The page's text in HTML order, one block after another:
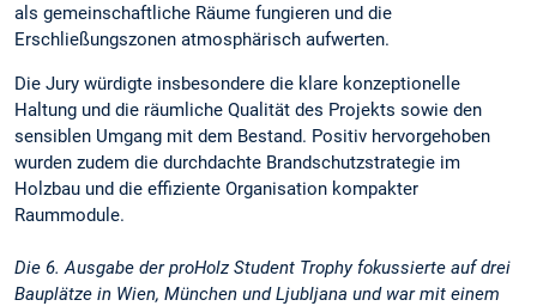
als gemeinschaftliche Räume fungieren und die
Erschließungszonen atmosphärisch aufwerten.
Die Jury würdigte insbesondere die klare konzeptionelle
Haltung und die räumliche Qualität des Projekts sowie den
sensiblen Umgang mit dem Bestand. Positiv hervorgehoben
wurden zudem die durchdachte Brandschutzstrategie im
Holzbau und die effiziente Organisation kompakter
Raummodule.
Die 6. Ausgabe der proHolz Student Trophy fokussierte auf drei
Bauplätze in Wien, München und Ljubljana und war mit einem